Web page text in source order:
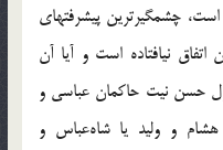
است، چشمگیرترین‌ پیشرفتهای‌
نیافتاده‌ است‌ و آیا آن‌
حسن‌ نیت‌ حاکمان‌ عباسی‌ و
و ولید یا شاه‌عباس‌ و